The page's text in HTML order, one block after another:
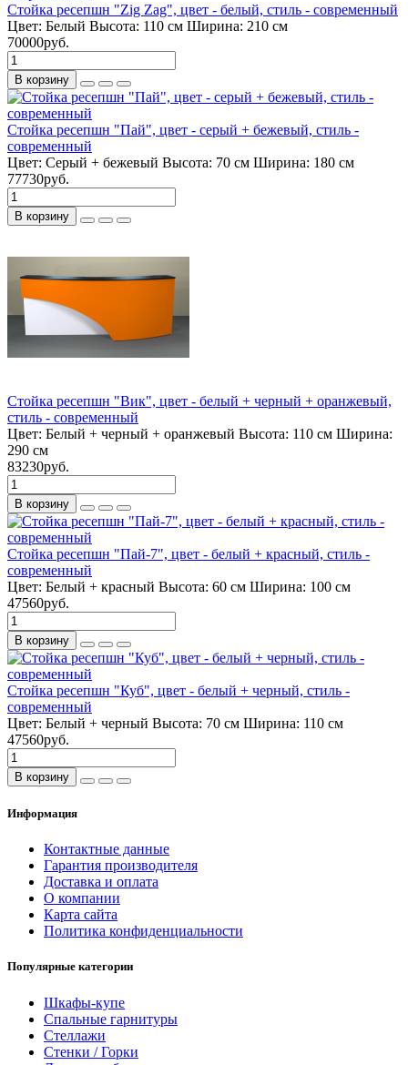
Стойка ресепшн "Zig Zag", цвет - белый, стиль - современный
Цвет: Белый Высота: 110 см Ширина: 210 см
70000руб.
В корзину
Стойка ресепшн "Пай", цвет - серый + бежевый, стиль -
современный
Цвет: Серый + бежевый Высота: 70 см Ширина: 180 см
77730руб.
В корзину
Стойка ресепшн "Вик", цвет - белый + черный + оранжевый,
стиль - современный
Цвет: Белый + черный + оранжевый Высота: 110 см Ширина:
290 см
83230руб.
В корзину
Стойка ресепшн "Пай-7", цвет - белый + красный, стиль -
современный
Цвет: Белый + красный Высота: 60 см Ширина: 100 см
47560руб.
В корзину
Стойка ресепшн "Куб", цвет - белый + черный, стиль -
современный
Цвет: Белый + черный Высота: 70 см Ширина: 110 см
47560руб.
В корзину
Информация
Контактные данные
Гарантия производителя
Доставка и оплата
О компании
Карта сайта
Политика конфиденциальности
Популярные категории
Шкафы-купе
Спальные гарнитуры
Стеллажи
Стенки / Горки